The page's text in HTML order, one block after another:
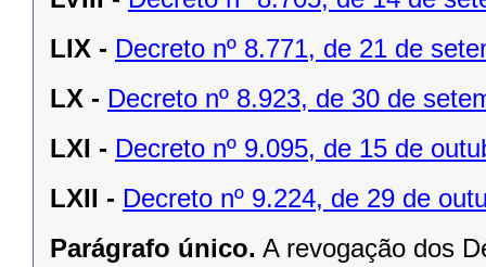
LIX - Decreto nº 8.771, de 21 de
LX - Decreto nº 8.923, de 30 de
LXI - Decreto nº 9.095, de 15 de
LXII - Decreto nº 9.224, de 29 de
Parágrafo único. A revogação dos